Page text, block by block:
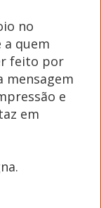
no
quem
feito por
mensagem
e
em